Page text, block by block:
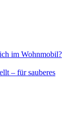
im Wohnmobil?
– für sauberes